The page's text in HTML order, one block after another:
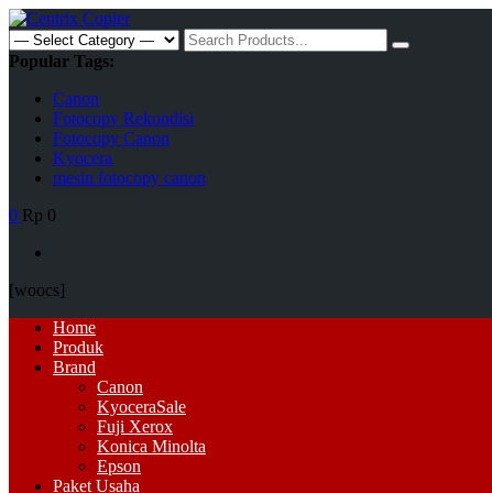
Skip
to
content
Search
for:
Popular Tags:
Canon
Fotocopy Rekondisi
Fotocopy Canon
Kyocera
mesin fotocopy canon
0 Rp 0
[woocs]
Primary
Menu
Home
Produk
Brand
Canon
KyoceraSale
Fuji Xerox
Konica Minolta
Epson
Paket Usaha